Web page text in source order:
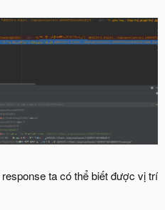
ta có thể biết được vị trí